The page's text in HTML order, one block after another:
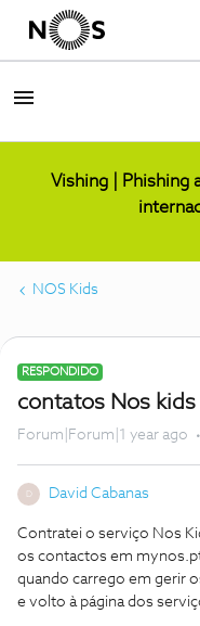
Vishing | Phishing
NOS Kids
RESPONDIDO
contatos Nos kids
Forum|Forum|1 year ago
D David Cabanas
Contratei o serviço Nos
os contactos em
quando carrego em gerir
e volto à página dos